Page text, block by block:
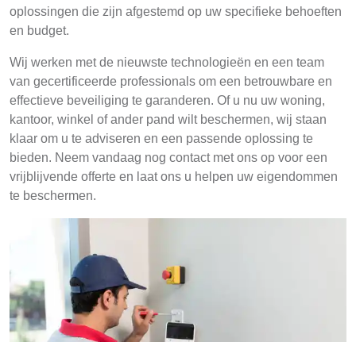
oplossingen die zijn afgestemd op uw specifieke behoeften
en budget.
Wij werken met de nieuwste technologieën en een team
van gecertificeerde professionals om een betrouwbare en
effectieve beveiliging te garanderen. Of u nu uw woning,
kantoor, winkel of ander pand wilt beschermen, wij staan
klaar om u te adviseren en een passende oplossing te
bieden. Neem vandaag nog contact met ons op voor een
vrijblijvende offerte en laat ons u helpen uw eigendommen
te beschermen.